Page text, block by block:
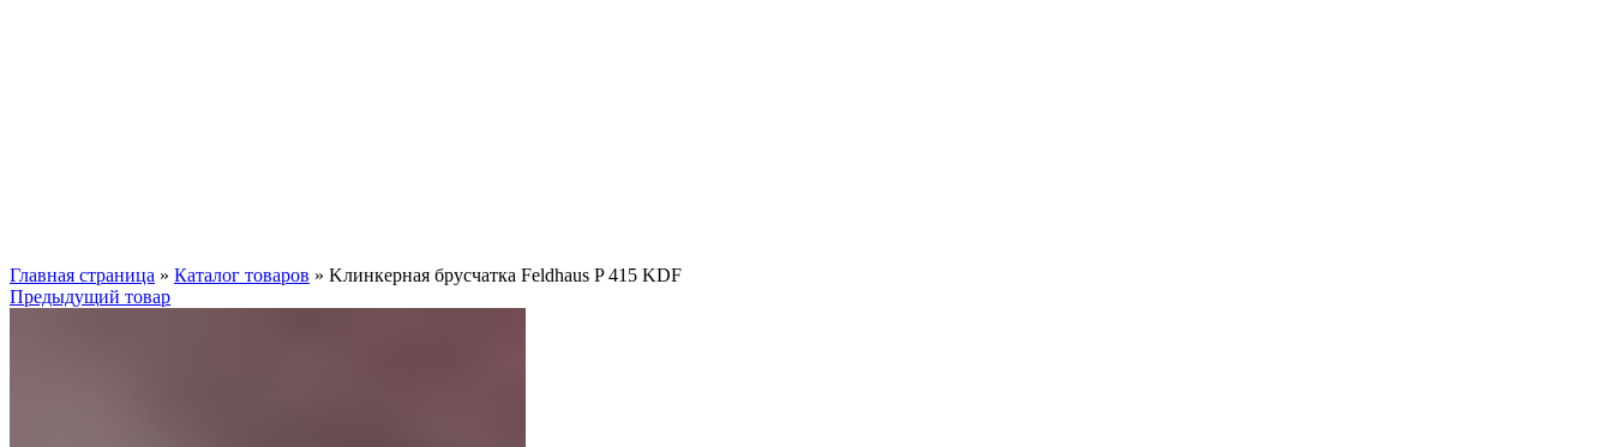
Главная страница » Каталог товаров » Kлинкерная брусчатка Feldhaus P 415 KDF
Предыдущий товар